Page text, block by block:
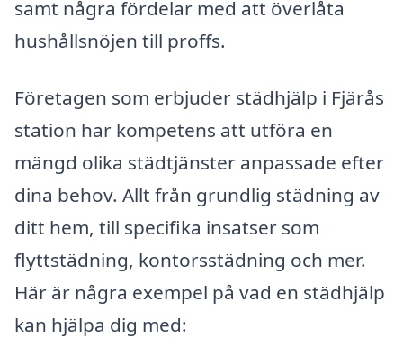
samt några fördelar med att överlåta
hushållsnöjen till proffs.
Företagen som erbjuder städhjälp i Fjärås
station har kompetens att utföra en
mängd olika städtjänster anpassade efter
dina behov. Allt från grundlig städning av
ditt hem, till specifika insatser som
flyttstädning, kontorsstädning och mer.
Här är några exempel på vad en städhjälp
kan hjälpa dig med: